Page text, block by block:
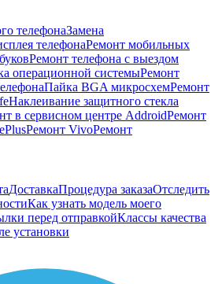
телефонаЗамена
телефонаРемонт мобильных
Ремонт телефона с выездом
операционной системыРемонт
Пайка BGA микросхемРемонт
Наклеивание защитного стекла
в сервисном центре AddroidРемонт
Ремонт VivoРемонт
ДоставкаПроцедура заказаОтследить
Как узнать модель моего
перед отправкойКлассы качества
установки